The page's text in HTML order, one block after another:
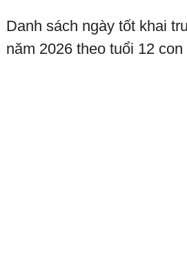
Danh sách ngày tốt khai
năm 2026 theo tuổi 12 con